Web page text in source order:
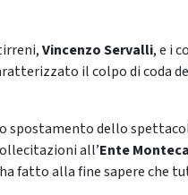
Vincenzo Servalli, e i
il colpo di coda
dello
all’Ente
fatto alla fine sapere che